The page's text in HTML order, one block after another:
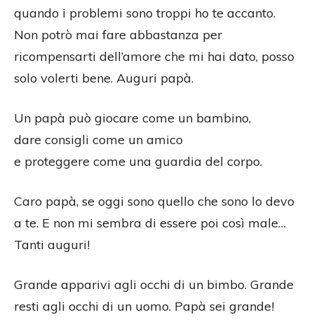
quando i problemi sono troppi ho te accanto.
Non potrò mai fare abbastanza per
ricompensarti dell’amore che mi hai dato, posso
solo volerti bene. Auguri papà.
Un papà può giocare come un bambino,
dare consigli come un amico
e proteggere come una guardia del corpo.
Caro papà, se oggi sono quello che sono lo devo
a te. E non mi sembra di essere poi così male…
Tanti auguri!
Grande apparivi agli occhi di un bimbo. Grande
resti agli occhi di un uomo. Papà sei grande!